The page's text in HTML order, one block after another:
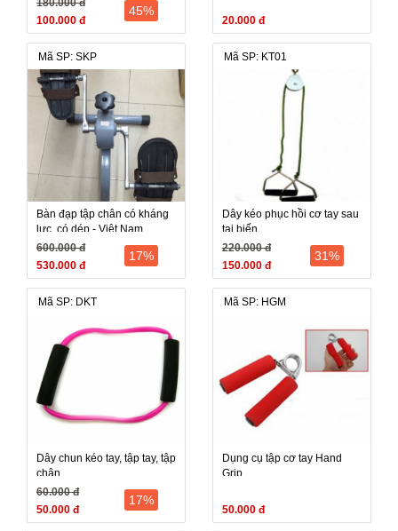
180.000 đ
100.000 đ
45%
20.000 đ
Mã SP: SKP
Bàn đạp tập chân có kháng
lực, có dép - Việt Nam
600.000 đ
530.000 đ
17%
Mã SP: KT01
Dây kéo phục hồi cơ tay sau
tai biến
220.000 đ
150.000 đ
31%
Mã SP: DKT
Dây chun kéo tay, tập tay, tập
chân
60.000 đ
50.000 đ
17%
Mã SP: HGM
Dụng cụ tập cơ tay Hand
Grip
50.000 đ